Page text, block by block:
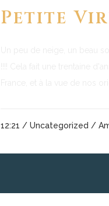
Petite
12:21 / Uncategorized /